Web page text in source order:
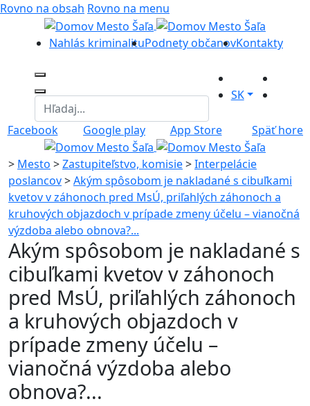
Rovno na obsah Rovno na menu
Nahlás kriminalituPodnety občanovKontakty
SK
Facebook Google play App Store Späť hore
> Mesto >Zastupiteľstvo, komisie>Interpelácie
poslancov>Akým spôsobom je nakladané s cibuľkami
kvetov v záhonoch pred MsÚ, priľahlých záhonoch a
kruhových objazdoch v prípade zmeny účelu – vianočná
výzdoba alebo obnova?...
Akým spôsobom je nakladané s
cibuľkami kvetov v záhonoch
pred MsÚ, priľahlých záhonoch
a kruhových objazdoch v
prípade zmeny účelu –
vianočná výzdoba alebo
obnova?...